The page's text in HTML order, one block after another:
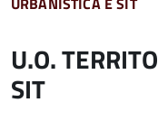
U.O.
SIT